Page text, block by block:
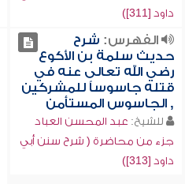
داود [311])
الفهرس: شرح
حديث سلمة بن الأكوع
رضي الله تعالى عنه في
قتله جاسوساً للمشركين
, الجاسوس المستأمن
للشيخ: عبد المحسن العباد
جزء من محاضرة ( شرح سنن أبي
داود [313])